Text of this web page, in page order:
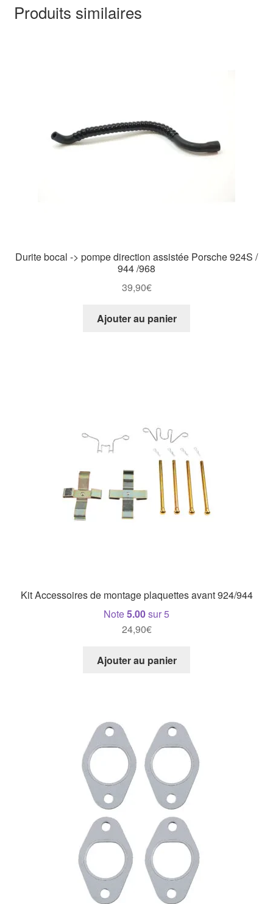
Produits similaires
Durite bocal -> pompe direction assistée Porsche 924S /
944 /968
39,90€
Ajouter au panier
Kit Accessoires de montage plaquettes avant 924/944
Note5.00sur 5
24,90€
Ajouter au panier